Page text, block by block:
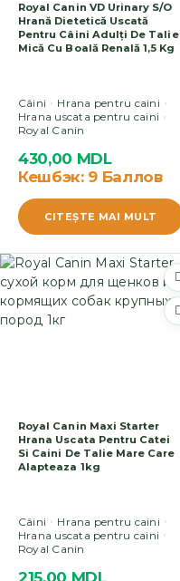
Royal Canin VD Urinary S/O
Hrană Dietetică Uscată
Pentru Câini Adulți De Talie
Mică Cu Boală Renală 1,5 Kg
Câini
Hrana pentru caini
Hrana uscata pentru caini
Royal Canin
430,00 MDL
Кешбэк:9 Баллов
CITEŞTE MAI MULT
Royal Canin Maxi Starter
Hrana Uscata Pentru Catei
Si Caini De Talie Mare Care
Alapteaza 1kg
Câini
Hrana pentru caini
Hrana uscata pentru caini
Royal Canin
215,00 MDL